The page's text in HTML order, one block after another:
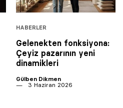
HABERLER
Gelenekten fonksiyona:
Çeyiz pazarının yeni
dinamikleri
Gülben Dikmen
3 Haziran 2026